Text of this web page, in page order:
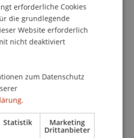
Prof. Sascha Kraus
des Kompetenzzentrums
am Institut für
der Universität
von
wie die
effizient angegangen
auf einer
Herangehensweise wird ein
Ansätzen gespannt.
erforderliche Cookies
die grundlegende
Website erforderlich
nicht deaktiviert
zum Datenschutz
Statistik Marketing
Drittanbieter